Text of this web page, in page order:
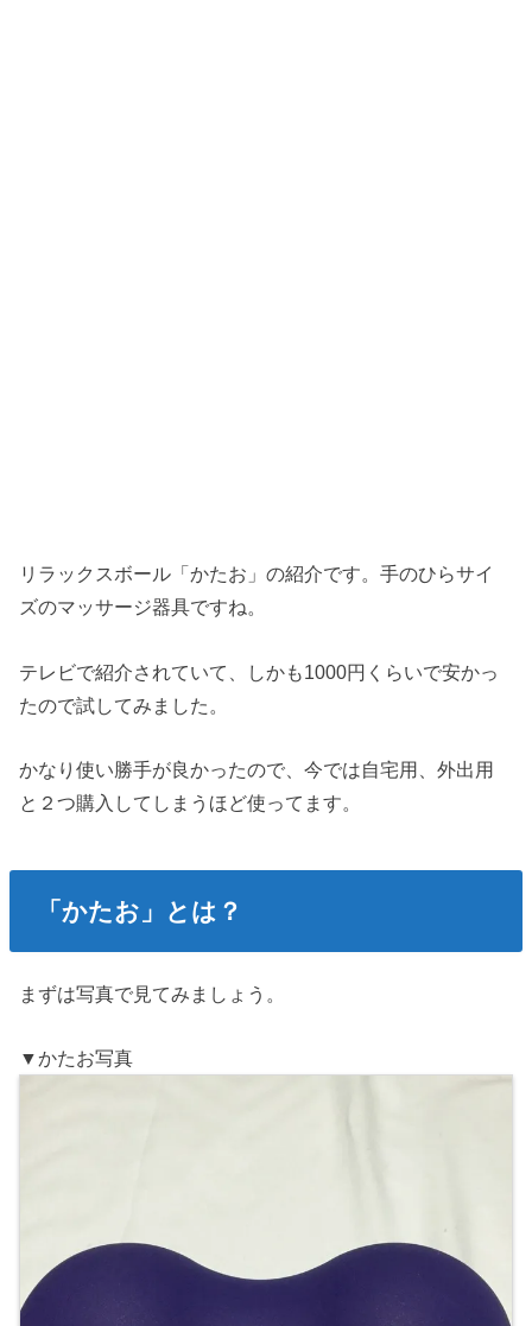
リラックスボール「かたお」の紹介です。手のひらサイ
ズのマッサージ器具ですね。
テレビで紹介されていて、しかも1000円くらいで安かっ
たので試してみました。
かなり使い勝手が良かったので、今では自宅用、外出用
と２つ購入してしまうほど使ってます。
「かたお」とは？
まずは写真で見てみましょう。
▼かたお写真